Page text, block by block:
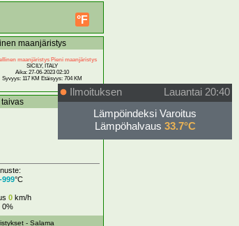
°F
maanjäristys
maanjäristys Pieni maanjäristys
SICILY, ITALY
Aika: 27-06-2023 02:10
Syvyys: 117 KM Etäisyys: 704 KM
taivas Poissa
-999°C
0 km/h
0%
- Salama
Ilmoituksen
Lauantai 20:40
Lämpöindeksi Varoitus
Lämpöhalvaus 33.7°C